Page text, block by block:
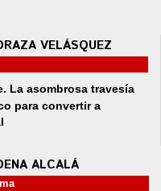
VELÁSQUEZ
La asombrosa travesía
para convertir a
ALCALÁ